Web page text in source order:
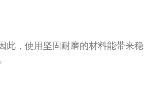
此，使用坚固耐磨的材料能带来稳